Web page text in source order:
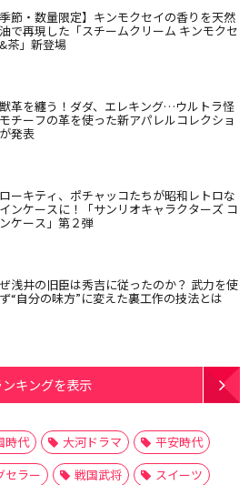
季節・数量限定】キンモクセイの香りを天然
で再現した「スチームクリーム キンモクセ
茶」新登場
革を纏う！ダダ、エレキング…ウルトラ怪
チーフの革を使った新アパレルコレクショ
発表
ーキティ、ポチャッコたちが昭和レトロな
ンケースに！「サンリオキャラクターズ コ
ケース」第２弾
浅井の旧臣は秀吉に従ったのか？ 武力を使
“自分の味方”に変えた裏工作の技法とは
ンキングを表示
時代 大河ドラマ
平安時代
セラー 戦国武将
スイーツ